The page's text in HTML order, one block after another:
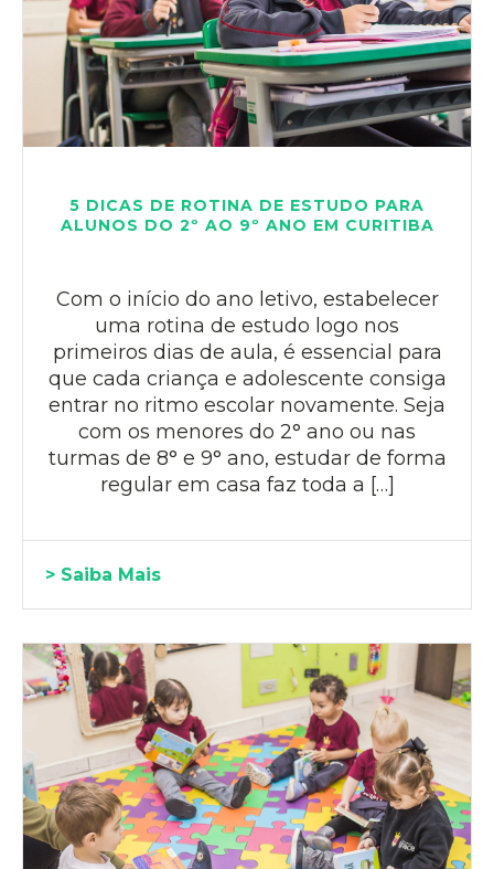
5 DICAS DE ROTINA DE ESTUDO PARA
ALUNOS DO 2º AO 9º ANO EM CURITIBA
Com o início do ano letivo, estabelecer
uma rotina de estudo logo nos
primeiros dias de aula, é essencial para
que cada criança e adolescente consiga
entrar no ritmo escolar novamente. Seja
com os menores do 2° ano ou nas
turmas de 8° e 9° ano, estudar de forma
regular em casa faz toda a […]
> Saiba Mais